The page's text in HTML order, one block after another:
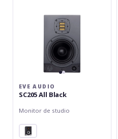
EVE AUDIO
SC205 All Black
Monitor de studio